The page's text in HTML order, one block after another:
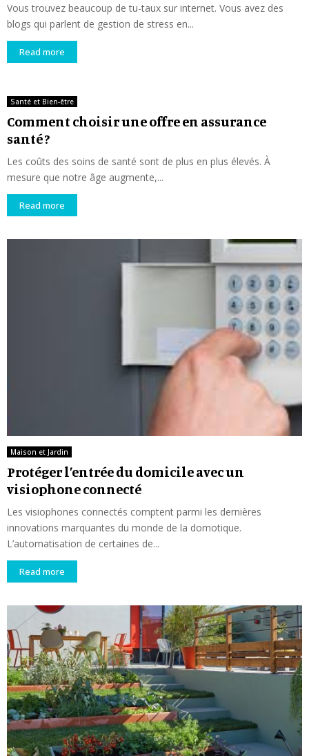
Vous trouvez beaucoup de tu-taux sur internet. Vous avez des
blogs qui parlent de gestion de stress en...
Read more
Santé et Bien-être
Comment choisir une offre en assurance
santé ?
Les coûts des soins de santé sont de plus en plus élevés. À
mesure que notre âge augmente,...
Read more
Maison et Jardin
Protéger l’entrée du domicile avec un
visiophone connecté
Les visiophones connectés comptent parmi les dernières
innovations marquantes du monde de la domotique.
L’automatisation de certaines de...
Read more